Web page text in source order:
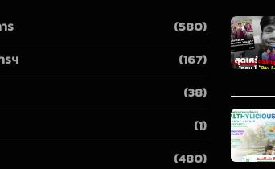
ร
(580)
รฯ
(167)
(38)
(1)
(480)